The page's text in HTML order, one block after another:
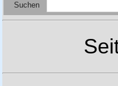
Suchen